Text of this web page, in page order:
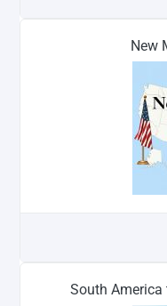
New
South America